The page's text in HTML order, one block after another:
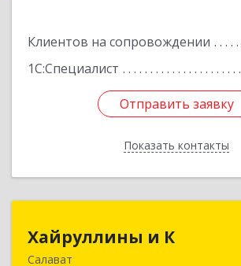
Клиентов на сопровождении
1С:Специалист
Отправить заявку
Показать контакты
Отправить заявку
Назад
Хайруллины и К
Салават